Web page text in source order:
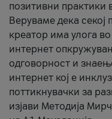
позитивни практики
Веруваме дека секој
креатор има улога
интернет
одговорност и
интернет кој е
поттикнувачки за
изјави Методија